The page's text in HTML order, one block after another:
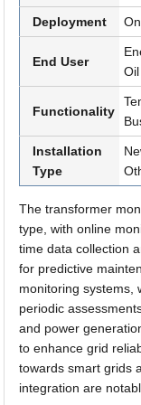
Deployment
End User
Functionality
Installation
Type
The transformer
type, with online
time data collection
for predictive
monitoring systems,
periodic
and power
to enhance grid
towards smart grids
integration are